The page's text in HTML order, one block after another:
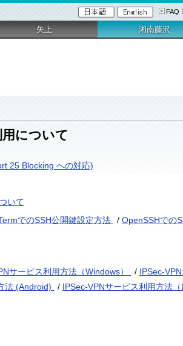
FAQ
について
25 Blocking への対応)
いて
でのSSH公開鍵設定方法 / OpenSSHでの
サービス利用方法（Windows） / IPSec-
法 (Android) / IPSec-VPNサービス利用方法（
矢上 湘南藤沢